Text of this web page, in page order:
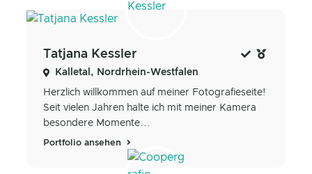
Tatjana Kessler
Kalletal, Nordrhein-Westfalen
Herzlich willkommen auf meiner Fotografieseite!
Seit vielen Jahren halte ich mit meiner Kamera
besondere Momente...
Portfolio ansehen